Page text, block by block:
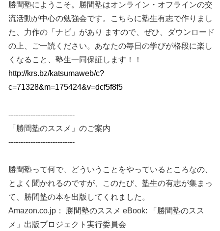
勝間塾にようこそ。勝間塾はオンライン・オフラインの交
流活動が中心の勉強会です。こちらに塾生有志で作りまし
た、力作の「ナビ」があり ますので、ぜひ、ダウンロード
の上、ご一読ください。あなたの毎日の学びが格段に楽し
くなること、塾生一同保証します！！
http://krs.bz/katsumaweb/c?
c=71328&m=175424&v=dcf5f8f5
---------------------------
「勝間塾のススメ」のご案内
---------------------------
勝間塾って何で、どういうことをやっているところなの、
とよく聞かれるのですが、このたび、塾生の有志が集まっ
て、勝間塾の本を出版してくれました。
Amazon.co.jp： 勝間塾のススメ eBook: 「勝間塾のスス
メ」出版プロジェクト実行委員会